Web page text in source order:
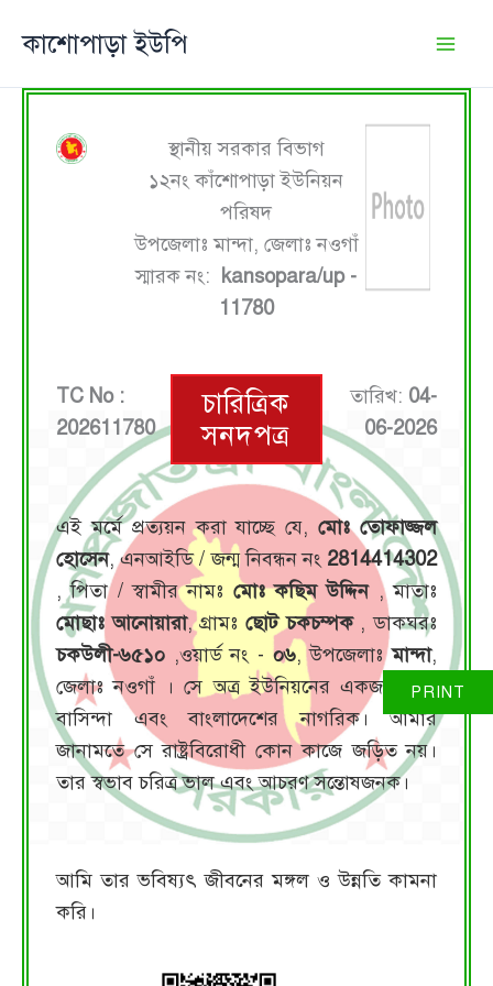
কাশোপাড়া ইউপি
স্থানীয় সরকার বিভাগ
১২নং কাঁশোপাড়া ইউনিয়ন
পরিষদ
উপজেলাঃ মান্দা, জেলাঃ নওগাঁ
স্মারক নং:
kansopara/up -
11780
TC No :
202611780
চারিত্রিক
সনদপত্র
তারিখ: 04-
06-2026
এই মর্মে প্রত্যয়ন করা যাচ্ছে যে,মোঃ তোফাজ্জল
হোসেন, এনআইডি / জন্ম নিবন্ধন নং 2814414302
, পিতা / স্বামীর নামঃ মোঃ কছিম উদ্দিন, মাতাঃ
মোছাঃ আনোয়ারা, গ্রামঃছোট চকচম্পক, ডাকঘরঃ
চকউলী-৬৫১০ ,ওয়ার্ড নং - ০৬, উপজেলাঃমান্দা,
জেলাঃ নওগাঁ । সে অত্র ইউনিয়নের একজন স্থায়ী
বাসিন্দা এবং বাংলাদেশের নাগরিক। আমার
জানামতে সে রাষ্ট্রবিরোধী কোন কাজে জড়িত নয়।
তার স্বভাব চরিত্র ভাল এবং আচরণ সন্তোষজনক।
আমি তার ভবিষ্যৎ জীবনের মঙ্গল ও উন্নতি কামনা
করি।